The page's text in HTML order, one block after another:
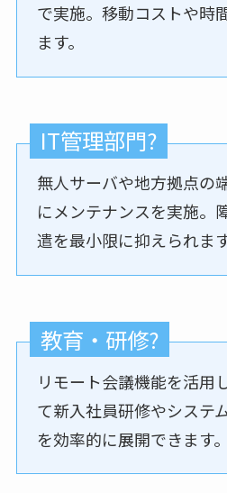
で実施。移動コストや時
ます。
IT管理部門?️
無人サーバや地方拠点の
にメンテナンスを実施。
遣を最小限に抑えられます
教育・研修?
リモート会議機能を活用
て新入社員研修やシステ
を効率的に展開できます。